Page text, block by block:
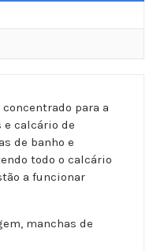
para a
e calcário de
de banho e
todo o calcário
a funcionar
manchas de